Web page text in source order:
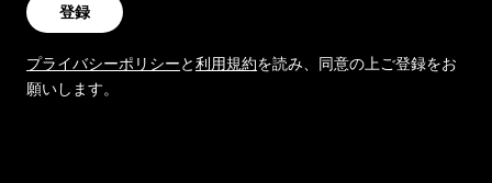
登録
プライバシーポリシーと利用規約を読み、同意の上ご登録をお
願いします。